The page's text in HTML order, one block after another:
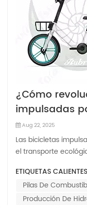
¿Cómo
impulsadas
transporte
Aug 22, 2025
Las bicicletas
el transporte
emisionesLas
utilizan hidrógeno
energía química en
ETIQUETAS
Pilas De
Producción De